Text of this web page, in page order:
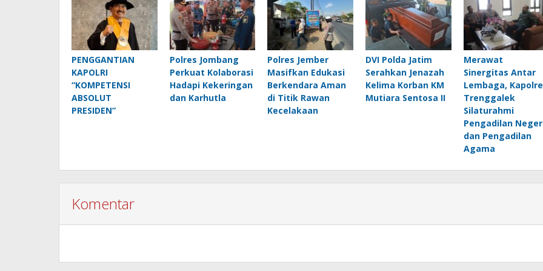
PENGGANTIAN
KAPOLRI
“KOMPETENSI
ABSOLUT
PRESIDEN”
Polres Jombang
Perkuat Kolaborasi
Hadapi Kekeringan
dan Karhutla
Polres Jember
Masifkan Edukasi
Berkendara Aman
di Titik Rawan
Kecelakaan
DVI Polda Jatim
Serahkan Jenazah
Kelima Korban KM
Mutiara Sentosa II
Merawat
Sinergitas Antar
Lembaga,
Trenggalek
Silaturahmi
Pengadilan
dan Pengadilan
Agama
Komentar